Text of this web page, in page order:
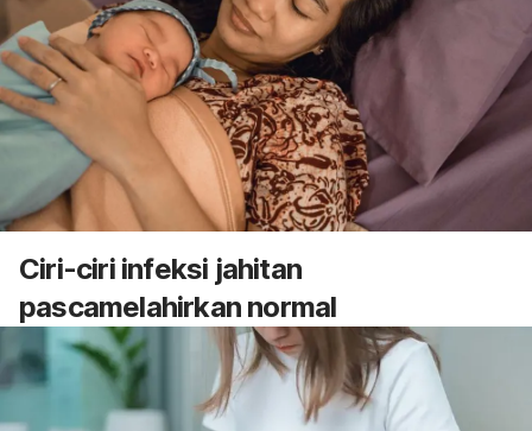
Ciri-ciri infeksi jahitan
pascamelahirkan normal